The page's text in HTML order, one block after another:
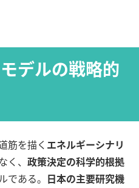
デルの戦略的
筋を描く エネルギーシナリ
、 政策決定の科学的根拠
である。 日本の主要研究機